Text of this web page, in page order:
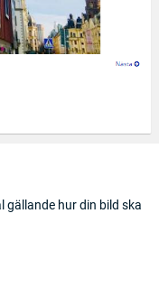
gällande hur din bild ska